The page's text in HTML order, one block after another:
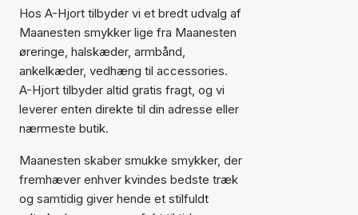
Hos A-Hjort tilbyder vi et bredt udvalg af
Maanesten smykker lige fra Maanesten
øreringe, halskæder, armbånd,
ankelkæder, vedhæng til accessories.
A-Hjort tilbyder altid gratis fragt, og vi
leverer enten direkte til din adresse eller
nærmeste butik.
Maanesten skaber smukke smykker, der
fremhæver enhver kvindes bedste træk
og samtidig giver hende et stilfuldt